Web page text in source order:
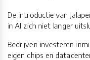
De introductie van
in AI zich niet langer
Bedrijven investeren
eigen chips en